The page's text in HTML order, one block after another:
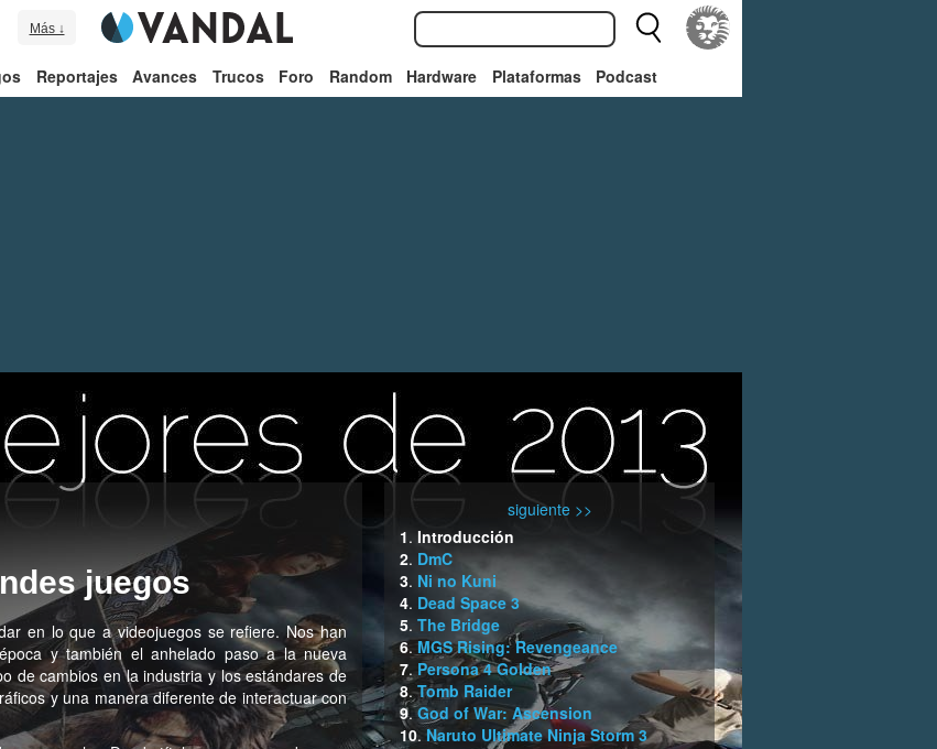
Más ↓
Reportajes Avances Trucos Foro Random Hardware Plataformas Podcast
juegos
en lo que a videojuegos se refiere. Nos han
y también el anhelado paso a la nueva
de cambios en la industria y los estándares de
y una manera diferente de interactuar con
siguiente >>
1. Introducción
2. DmC
3. Ni no Kuni
4. Dead Space 3
5. The Bridge
6. MGS Rising: Revengeance
7. Persona 4 Golden
8.Tomb Raider
9.God of War: Ascension
10. Naruto Ultimate Ninja Storm 3